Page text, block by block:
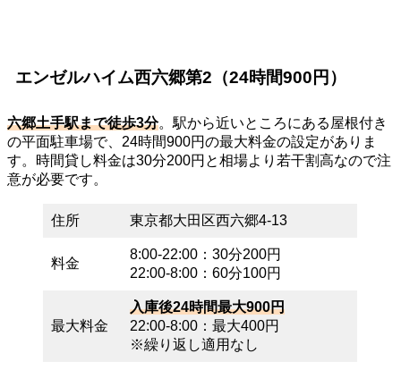
エンゼルハイム西六郷第2（24時間900円）
六郷土手駅まで徒歩3分。駅から近いところにある屋根付き
の平面駐車場で、24時間900円の最大料金の設定がありま
す。時間貸し料金は30分200円と相場より若干割高なので注
意が必要です。
住所 東京都大田区西六郷4-13
料金
8:00-22:00：30分200円
22:00-8:00：60分100円
最大料金
入庫後24時間最大900円
22:00-8:00：最大400円
※繰り返し適用なし